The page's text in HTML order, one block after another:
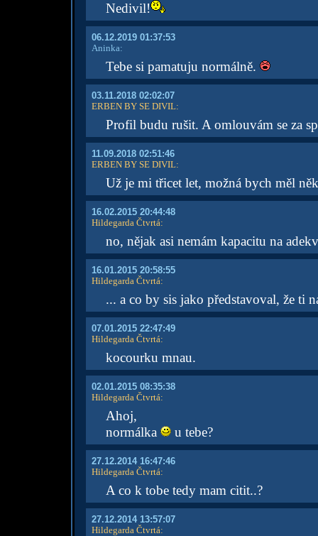
Nedivil!
06.12.2019 01:37:53
Aninka:
Tebe si pamatuju normálně.
03.11.2018 02:02:07
ERBEN BY SE DIVIL:
Profil budu rušit. A omlouvám se za
11.09.2018 02:51:46
ERBEN BY SE DIVIL:
Už je mi třicet let, možná bych měl
16.02.2015 20:44:48
Hildegarda Čtvrtá:
no, nějak asi nemám kapacitu na
16.01.2015 20:58:55
Hildegarda Čtvrtá:
... a co by sis jako představoval, že ti
07.01.2015 22:47:49
Hildegarda Čtvrtá:
kocourku mnau.
02.01.2015 08:35:38
Hildegarda Čtvrtá:
Ahoj,
normálka
u tebe?
27.12.2014 16:47:46
Hildegarda Čtvrtá:
A co k tobe tedy mam citit..?
27.12.2014 13:57:07
Hildegarda Čtvrtá: